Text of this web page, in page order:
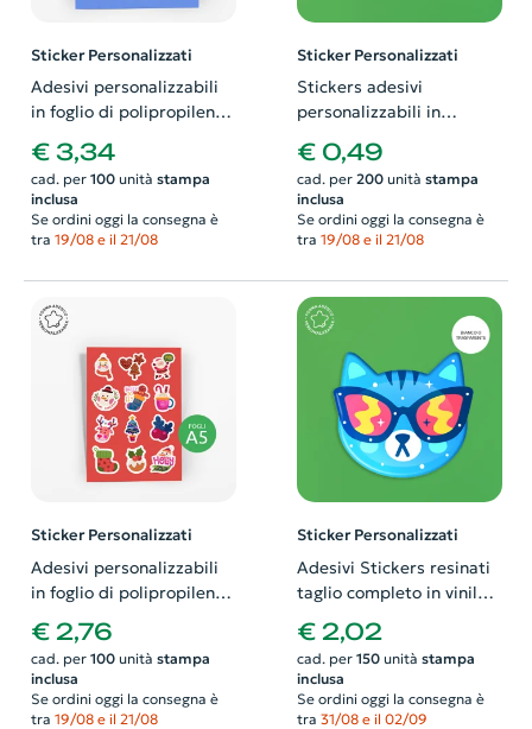
Sticker Personalizzati
Adesivi personalizzabili
in foglio di polipropilene
antigraffio formato A3
€ 3,34
cad. per 100unità stampa
inclusa
Se ordini oggi la consegna è
tra 19/08 e il 21/08
Sticker Personalizzati
Stickers adesivi
personalizzabili in
verniciatura antigraffio
€ 0,49
cad. per 200unità stampa
inclusa
Se ordini oggi la consegna è
tra 19/08 e il 21/08
Sticker Personalizzati
Adesivi personalizzabili
in foglio di polipropilene
bianco con verniciatura
antigraffio formato A5
€ 2,76
cad. per 100unità stampa
inclusa
Se ordini oggi la consegna è
tra 19/08 e il 21/08
Sticker Personalizzati
Adesivi Stickers resinati
taglio completo in vinile
adesivo bianco o
trasparente
€ 2,02
cad. per 150unità stampa
inclusa
Se ordini oggi la consegna è
tra 31/08 e il 02/09